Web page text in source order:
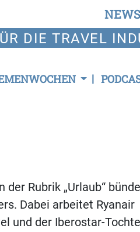
DIE TRAVEL
Rubrik „Urlaub“
Dabei arbeitet Ryanair
und der Iberostar-